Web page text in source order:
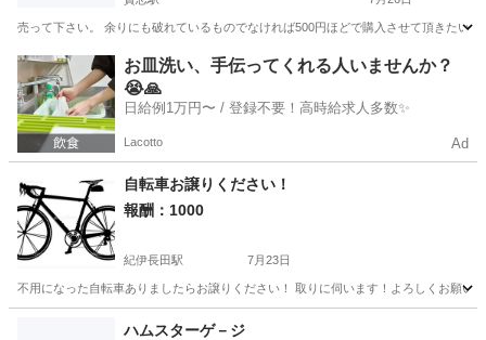
売って下さい。 余りにも破れているものでなければ500円ほどで購入させて頂きたいで
和歌山 紀の川市 貴志駅 買いたい/ください
お皿洗い、手伝ってくれる人いませんか？
😭🙏
日給例1万円〜 / 登録不要！高時給求人多数✨
Lacotto Ad
自転車お譲りください！
報酬：1000
紀伊長田駅 7月23日
不用になった自転車ありましたらお譲りください！ 取りに伺います！よろしくお願い
紀伊長田駅
ハムスターゲ－ジ